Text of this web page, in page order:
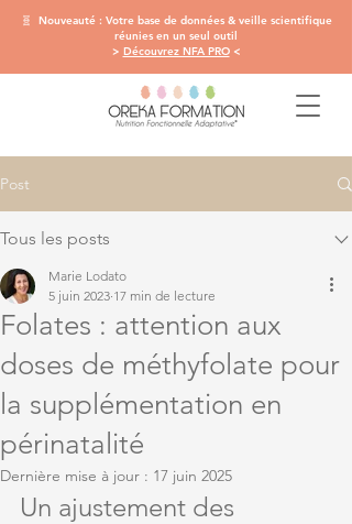
🧬 Nouveauté : Votre base de données & veille scientifique
réunies en un seul outil
> Découvrez NFA PRO<
Post
Tous les posts
Folates : attention aux
doses de méthyfolate pour
la supplémentation en
périnatalité
Marie Lodato
5 juin 2023 17 min de lecture
Dernière mise à jour : 17 juin 2025
Un ajustement des